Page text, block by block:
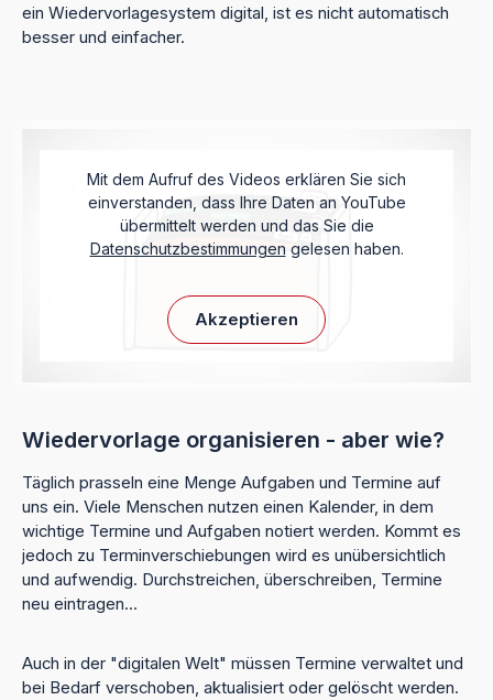
ein Wiedervorlagesystem digital, ist es nicht automatisch
besser und einfacher.
Mit dem Aufruf des Videos erklären Sie sich
einverstanden, dass Ihre Daten an YouTube
übermittelt werden und das Sie die
Datenschutzbestimmungen gelesen haben.
Akzeptieren
Wiedervorlage organisieren - aber wie?
Täglich prasseln eine Menge Aufgaben und Termine auf
uns ein. Viele Menschen nutzen einen Kalender, in dem
wichtige Termine und Aufgaben notiert werden. Kommt es
jedoch zu Terminverschiebungen wird es unübersichtlich
und aufwendig. Durchstreichen, überschreiben, Termine
neu eintragen...
Auch in der "digitalen Welt" müssen Termine verwaltet und
bei Bedarf verschoben, aktualisiert oder gelöscht werden.